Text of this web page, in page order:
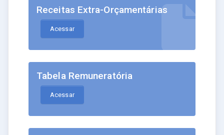
Receitas Extra-Orçamentárias
Acessar
Tabela Remuneratória
Acessar